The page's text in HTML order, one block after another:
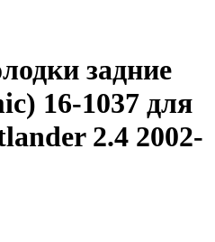
задние
16-1037 для
2.4 2002-